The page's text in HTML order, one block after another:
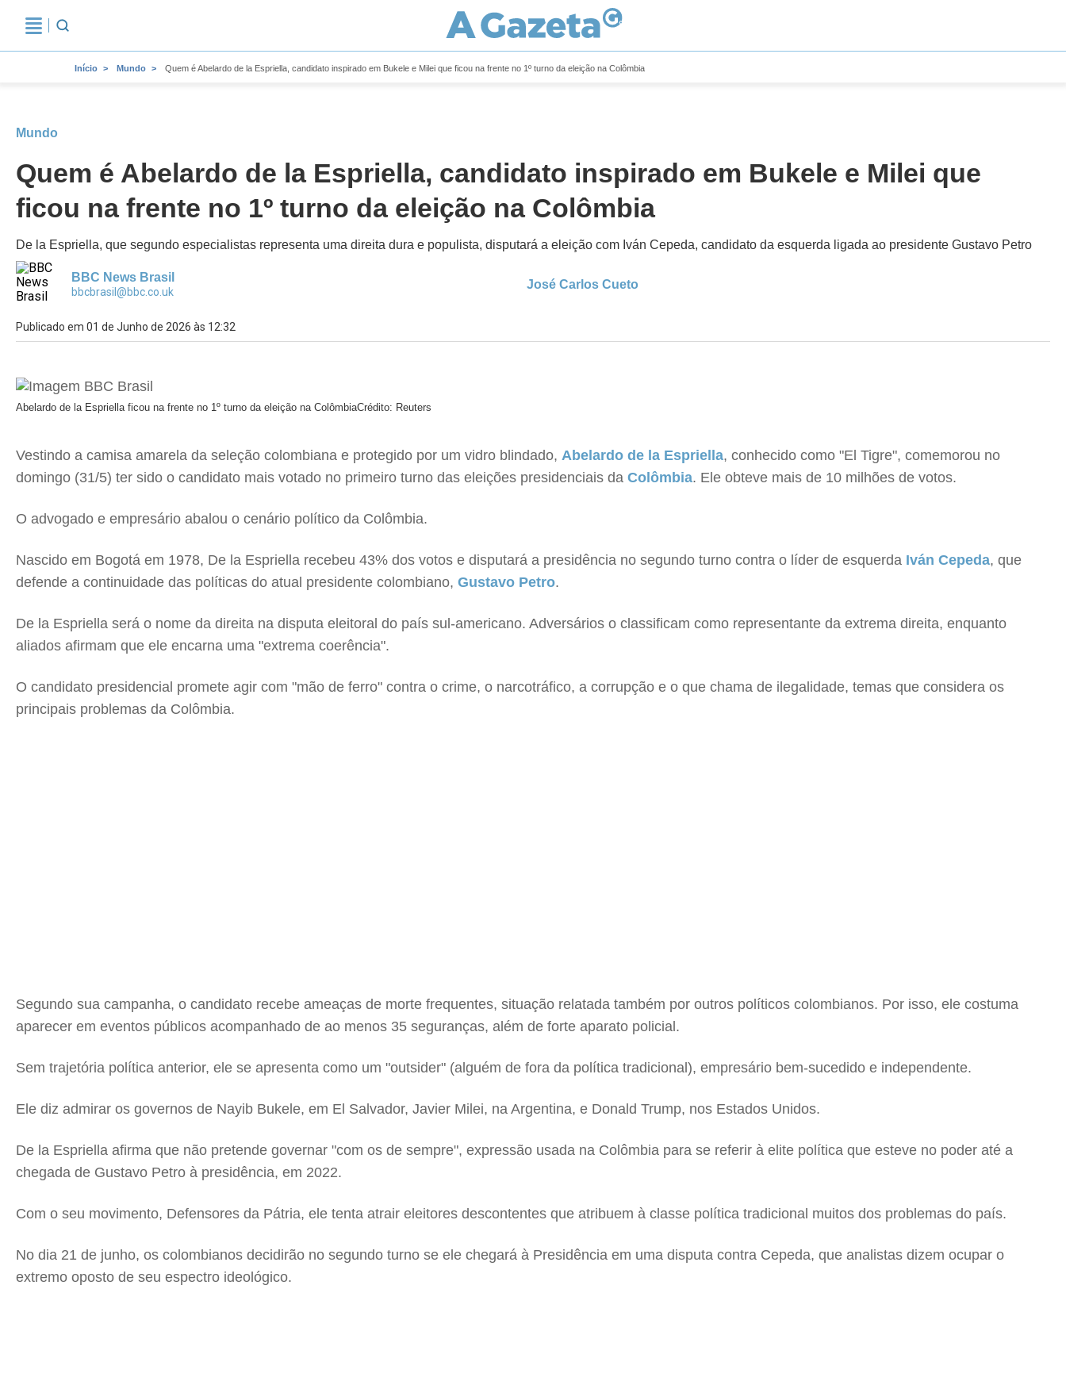
Início Mundo Quem é Abelardo de la Espriella, candidato inspirado em Bukele e Milei que ficou na frente no 1º turno da eleição na Colômbia
Mundo
Quem é Abelardo de la Espriella, candidato inspirado em Bukele e Milei que
ficou na frente no 1º turno da eleição na Colômbia
De la Espriella, que segundo especialistas representa uma direita dura e populista, disputará a eleição com Iván Cepeda, candidato da esquerda ligada ao presidente Gustavo Petro
BBC News Brasil
bbcbrasil@bbc.co.uk
José Carlos Cueto
Publicado em 01 de Junho de 2026 às 12:32
Abelardo de la Espriella ficou na frente no 1º turno da eleição na ColômbiaCrédito: Reuters
Vestindo a camisa amarela da seleção colombiana e protegido por um vidro blindado, Abelardo de la Espriella, conhecido como "El Tigre", comemorou no
domingo (31/5) ter sido o candidato mais votado no primeiro turno das eleições presidenciais da Colômbia. Ele obteve mais de 10 milhões de votos.
O advogado e empresário abalou o cenário político da Colômbia.
Nascido em Bogotá em 1978, De la Espriella recebeu 43% dos votos e disputará a presidência no segundo turno contra o líder de esquerda Iván Cepeda, que
defende a continuidade das políticas do atual presidente colombiano, Gustavo Petro.
De la Espriella será o nome da direita na disputa eleitoral do país sul-americano. Adversários o classificam como representante da extrema direita, enquanto
aliados afirmam que ele encarna uma "extrema coerência".
O candidato presidencial promete agir com "mão de ferro" contra o crime, o narcotráfico, a corrupção e o que chama de ilegalidade, temas que considera os
principais problemas da Colômbia.
Segundo sua campanha, o candidato recebe ameaças de morte frequentes, situação relatada também por outros políticos colombianos. Por isso, ele costuma
aparecer em eventos públicos acompanhado de ao menos 35 seguranças, além de forte aparato policial.
Sem trajetória política anterior, ele se apresenta como um "outsider" (alguém de fora da política tradicional), empresário bem-sucedido e independente.
Ele diz admirar os governos de Nayib Bukele, em El Salvador, Javier Milei, na Argentina, e Donald Trump, nos Estados Unidos.
De la Espriella afirma que não pretende governar "com os de sempre", expressão usada na Colômbia para se referir à elite política que esteve no poder até a
chegada de Gustavo Petro à presidência, em 2022.
Com o seu movimento, Defensores da Pátria, ele tenta atrair eleitores descontentes que atribuem à classe política tradicional muitos dos problemas do país.
No dia 21 de junho, os colombianos decidirão no segundo turno se ele chegará à Presidência em uma disputa contra Cepeda, que analistas dizem ocupar o
extremo oposto de seu espectro ideológico.